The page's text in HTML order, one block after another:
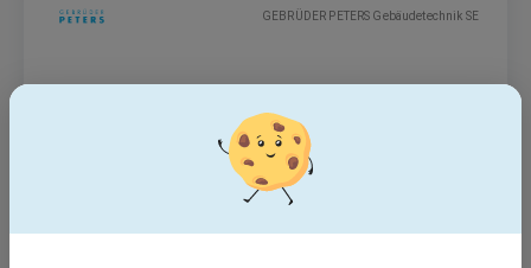
GEBRÜDER PETERS Gebäudetechnik SE